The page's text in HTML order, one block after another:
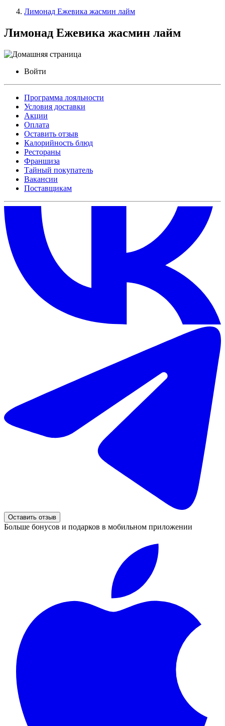
Лимонад Ежевика жасмин лайм
Лимонад Ежевика жасмин лайм
Войти
Программа лояльности
Условия доставки
Акции
Оплата
Оставить отзыв
Калорийность блюд
Рестораны
Франшиза
Тайный покупатель
Вакансии
Поставщикам
Оставить отзыв
Больше бонусов и подарков в мобильном приложении